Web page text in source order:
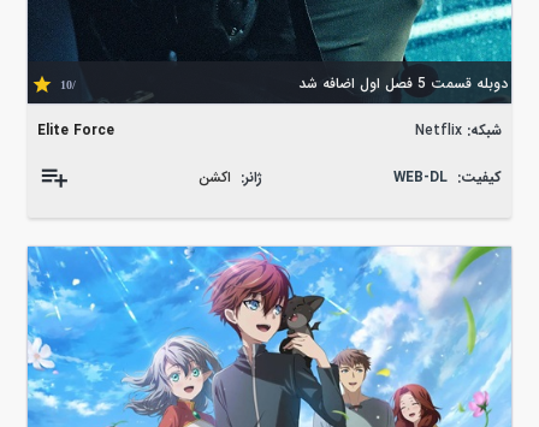
دوبله قسمت 5 فصل اول اضافه شد /10
Elite Force شبکه: Netflix
کیفیت: WEB-DL ژانر: اکشن